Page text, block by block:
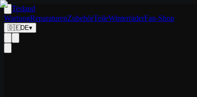
Tesland
WartungReparaturenZubehörTeileWinterräderFan-Shop
🇩🇪DE▾